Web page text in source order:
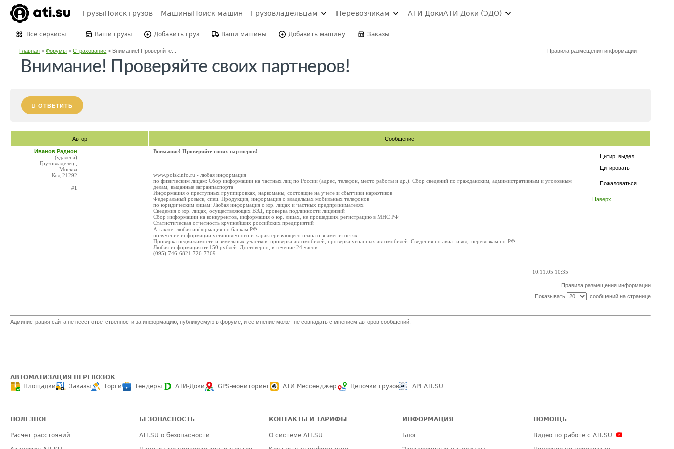
ГрузыПоиск грузов МашиныПоиск машин Грузовладельцам Перевозчикам АТИ-ДокиАТИ-Доки (ЭДО)
Все сервисы Ваши грузы Добавить груз Ваши машины Добавить машину Заказы
Главная >Форумы >Страхование > Внимание! Проверяйте... Правила размещения информации
Внимание! Проверяйте своих партнеров!
ОТВЕТИТЬ
Автор Сообщение
Цитир. выдел.
Цитировать
Пожаловаться
Наверх
Иванов Радион
(удалена)
Грузовладелец ,
Москва
Код:21292
#1
Внимание! Проверяйте своих партнеров!
www.poiskinfo.ru - любая информация
по физическим лицам: Сбор информации на частных лиц по России (адрес, телефон, место работы и др.). Сбор сведений по гражданским, административным и уголовным
делам, выданные загранпаспорта
Информация о преступных группировках, наркоманы, состоящие на учете и сбытчики наркотиков
Федеральный розыск, спец. Продукция, информация о владельцах мобильных телефонов
по юридическим лицам: Любая информация о юр. лицах и частных предпринимателях
Сведения о юр. лицах, осуществляющих ВЭД, проверка подлинности лицензий
Сбор информации на конкурентов, информация о юр. лицах, не прошедших регистрацию в МНС РФ
Статистическая отчетность крупнейших российских предприятий
А также: любая информация по банкам РФ
получение информации установочного и характеризующего плана о знаменитостях
Проверка недвижимости и земельных участков, проверка автомобилей, проверка угнанных автомобилей. Сведения по авиа- и жд- перевозкам по РФ
Любая информация от 150 рублей. Достоверно, в течение 24 часов
(095) 746-6821 726-7369
10.11.05 10:35
Правила размещения информации
Показывать
сообщений на странице
Администрация сайта не несет ответственности за информацию, публикуемую в форуме, и ее мнение может не совпадать с мнением авторов сообщений.
АВТОМАТИЗАЦИЯ ПЕРЕВОЗОК
Площадки
Заказы Торги Тендеры АТИ-Доки GPS-мониторинг АТИ Мессенджер Цепочки грузов API ATI.SU
ПОЛЕЗНОЕ
Расчет расстояний
БЕЗОПАСНОСТЬ
ATI.SU о безопасности
КОНТАКТЫ И ТАРИФЫ
О системе ATI.SU
ИНФОРМАЦИЯ
Блог
ПОМОЩЬ
Видео по работе с ATI.SU